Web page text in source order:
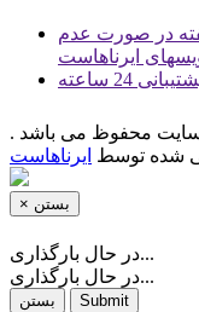
در صورت عدم
ایرناهاست
24 ساعته
سایت محفوظ می باشد .
شده توسط ایرناهاست
× بستن
در حال بارگذاری...
در حال بارگذاری...
بستن Submit